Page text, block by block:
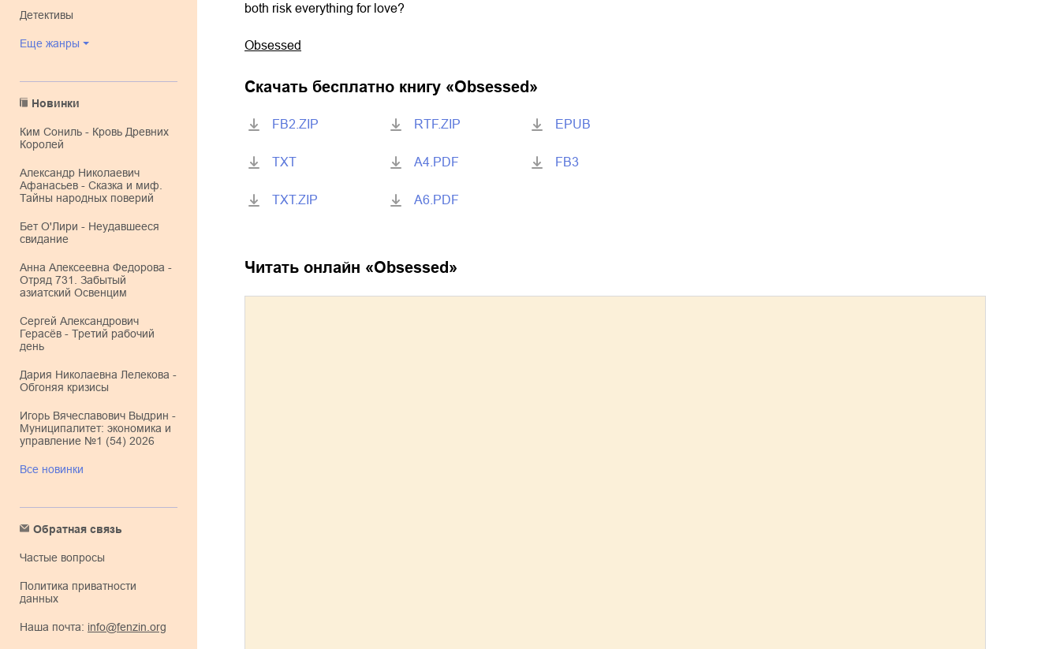
детективы
Еще жанры
Новинки
Ким Сониль - Кровь Древних
Королей
Александр Николаевич
Афанасьев - Сказка и миф.
Тайны народных поверий
Бет О'Лири - Неудавшееся
свидание
Анна Алексеевна Федорова -
Отряд 731. Забытый
азиатский Освенцим
Сергей Александрович
Герасёв - Третий рабочий
день
Дария Николаевна Лелекова -
Обгоняя кризисы
Игорь Вячеславович Выдрин -
Муниципалитет: экономика и
управление №1 (54) 2026
Все новинки
Обратная связь
Частые вопросы
Политика приватности
данных
Наша почта: info@fenzin.org
both risk everything for love?
Obsessed
Скачать бесплатно книгу «Obsessed»
FB2.ZIP
TXT
TXT.ZIP
RTF.ZIP
A4.PDF
A6.PDF
EPUB
FB3
Читать онлайн «Obsessed»